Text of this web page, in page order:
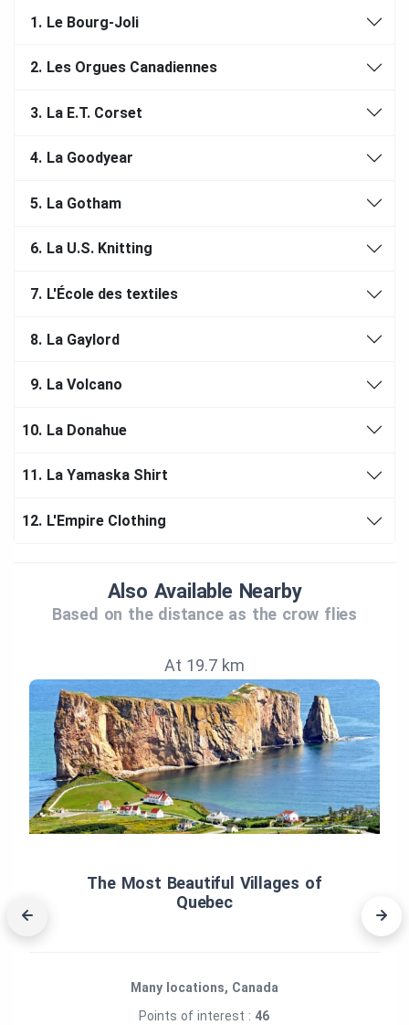
1. Le Bourg-Joli
2. Les Orgues Canadiennes
3. La E.T. Corset
4. La Goodyear
5. La Gotham
6. La U.S. Knitting
7. L'École des textiles
8. La Gaylord
9. La Volcano
10. La Donahue
11. La Yamaska Shirt
12. L'Empire Clothing
Also Available Nearby
Based on the distance as the crow flies
At 19.7 km
The Most Beautiful Villages of
Quebec
Many locations, Canada
Points of interest : 46